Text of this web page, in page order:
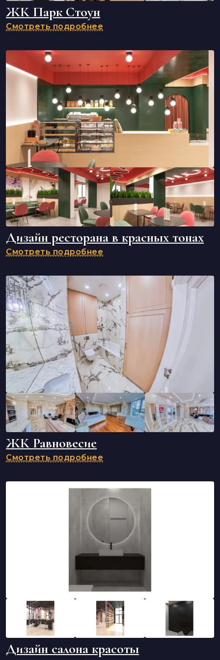
ЖК Парк Стоун
Смотреть подробнее
Дизайн ресторана в красных тонах
Смотреть подробнее
ЖК Равновесие
Смотреть подробнее
Дизайн салона красоты